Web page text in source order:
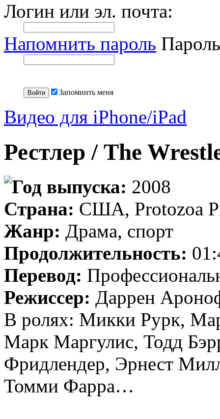
Логин или эл. почта:
Напомнить пароль
Запомнить меня
Видео для iPhone/iPad
Рестлер / The
Год выпуска: 2008
Страна: США, Protozoa
Жанр: Драма, спорт
Продолжительность:
Перевод:
Режиссер: Даррен
В ролях: Микки Рурк,
Марк Маргулис, Тодд
Фридлендер, Эрнест
Томми Фарра…